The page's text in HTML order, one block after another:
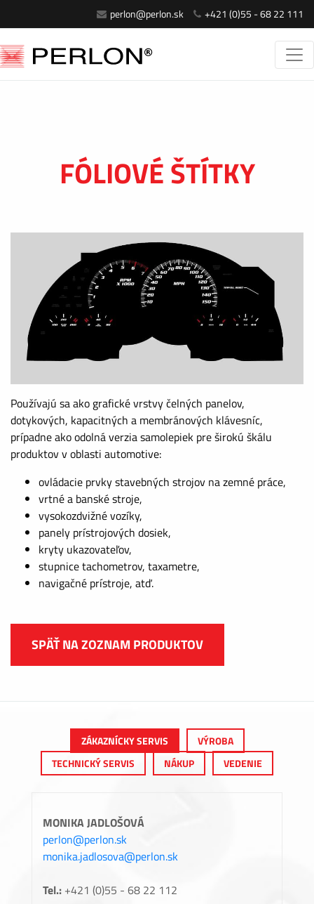
perlon@perlon.sk +421 (0)55 - 68 22 111
FÓLIOVÉ ŠTÍTKY
Používajú sa ako grafické vrstvy čelných panelov,
dotykových, kapacitných a membránových klávesníc,
prípadne ako odolná verzia samolepiek pre širokú škálu
produktov v oblasti automotive:
ovládacie prvky stavebných strojov na zemné práce,
vrtné a banské stroje,
vysokozdvižné vozíky,
panely prístrojových dosiek,
kryty ukazovateľov,
stupnice tachometrov, taxametre,
navigačné prístroje, atď.
SPÄŤ NA ZOZNAM PRODUKTOV
ZÁKAZNÍCKY SERVIS
VÝROBA
TECHNICKÝ SERVIS
NÁKUP VEDENIE
MONIKA JADLOŠOVÁ
perlon@perlon.sk
monika.jadlosova@perlon.sk
Tel.: +421 (0)55 - 68 22 112